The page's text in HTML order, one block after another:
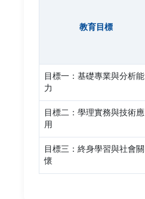
教育目標
目標一：基礎專業與分析能
力
目標二：學理實務與技術應
用
目標三：終身學習與社會關
懷